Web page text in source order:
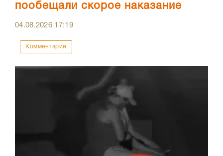
пообещали скорое наказание
04.08.2026 17:19
Комментарии